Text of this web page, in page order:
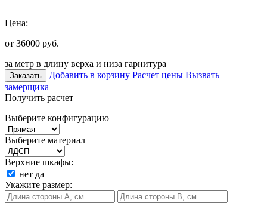
Цена:
от 36000 руб.
за метр в длину верха и низа гарнитура
Заказать Добавить в корзину Расчет цены Вызвать
замерщика
Получить расчет
Выберите конфигурацию
Выберите материал
Верхние шкафы:
нет да
Укажите размер: